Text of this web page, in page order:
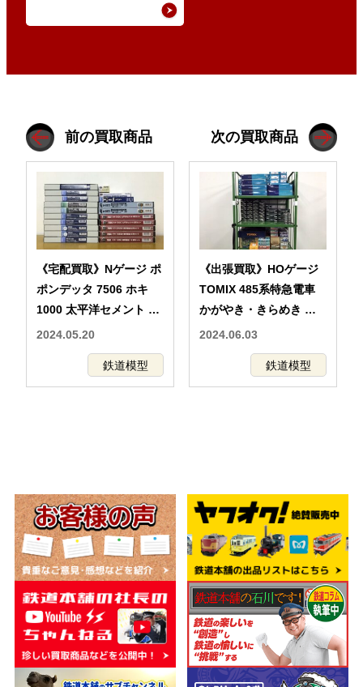
前の買取商品
《宅配買取》Nゲージ ポ
ポンデッタ 7506 ホキ
1000 太平洋セメント 8
両セットなどの鉄道模型
2024.05.20
鉄道模型
次の買取商品
《出張買取》HOゲージ
TOMIX 485系特急電車
かがやき・きらめき な
どの鉄道模型多数
2024.06.03
鉄道模型